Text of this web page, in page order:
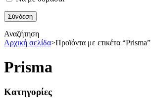
Αναζήτηση
Αρχική σελίδα>Προϊόντα με ετικέτα “Prisma”
Prisma
Κατηγορίες